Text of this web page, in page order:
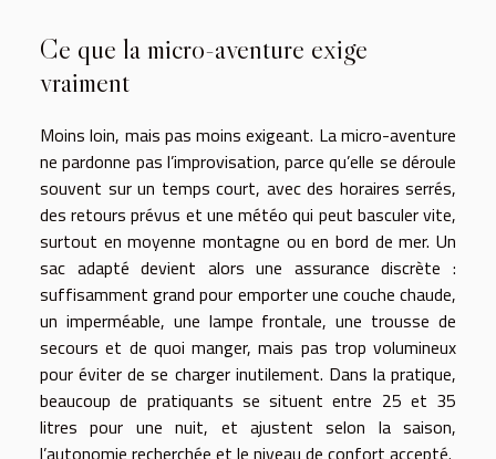
Ce que la micro-aventure exige
vraiment
Moins loin, mais pas moins exigeant. La micro-aventure
ne pardonne pas l’improvisation, parce qu’elle se déroule
souvent sur un temps court, avec des horaires serrés,
des retours prévus et une météo qui peut basculer vite,
surtout en moyenne montagne ou en bord de mer. Un
sac adapté devient alors une assurance discrète :
suffisamment grand pour emporter une couche chaude,
un imperméable, une lampe frontale, une trousse de
secours et de quoi manger, mais pas trop volumineux
pour éviter de se charger inutilement. Dans la pratique,
beaucoup de pratiquants se situent entre 25 et 35
litres pour une nuit, et ajustent selon la saison,
l’autonomie recherchée et le niveau de confort accepté.